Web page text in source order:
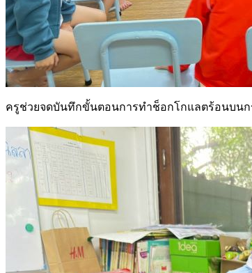
ครูช่วยจดบันทึกขั้นตอนการทำช็อกโกแลตร้อนบน